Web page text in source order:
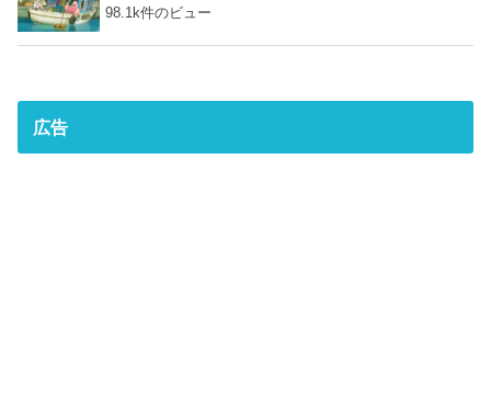
98.1k件のビュー
広告